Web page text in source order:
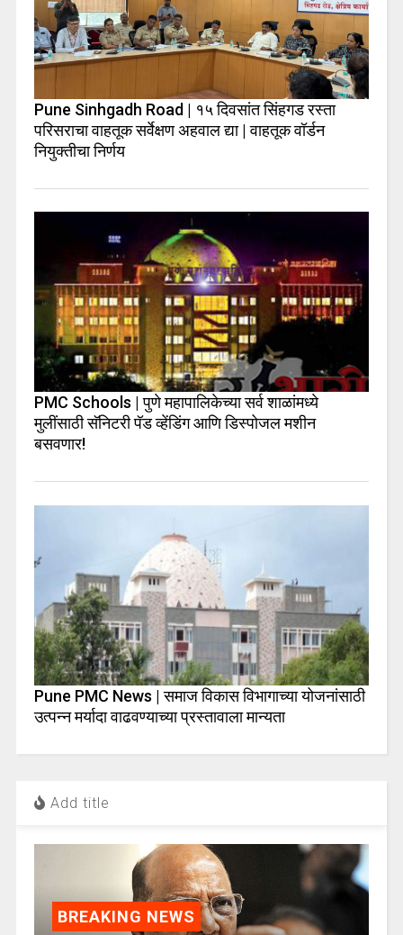
Pune Sinhgadh Road | १५ दिवसांत सिंहगड रस्ता
परिसराचा वाहतूक सर्वेक्षण अहवाल द्या | वाहतूक वॉर्डन
नियुक्तीचा निर्णय
PMC Schools | पुणे महापालिकेच्या सर्व शाळांमध्ये
मुलींसाठी सॅनिटरी पॅड व्हेंडिंग आणि डिस्पोजल मशीन
बसवणार!
Pune PMC News | समाज विकास विभागाच्या योजनांसाठी
उत्पन्न मर्यादा वाढवण्याच्या प्रस्तावाला मान्यता
Add title
BREAKING NEWS